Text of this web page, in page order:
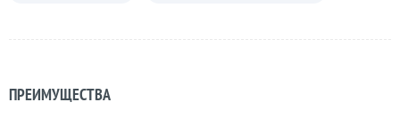
ПРЕИМУЩЕСТВА